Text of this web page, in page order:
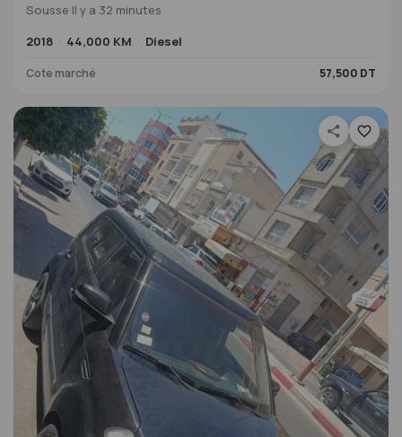
Sousse·Il y a 32 minutes
2018
44,000 KM Diesel
Cote marché 57,500 DT